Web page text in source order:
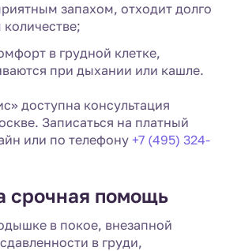
запахом, отходит долго
в грудной клетке,
при дыхании или кашле.
доступна консультация
Записаться на платный
или по телефону +7 (495) 324-
срочная помощь
в покое, внезапной
в груди,